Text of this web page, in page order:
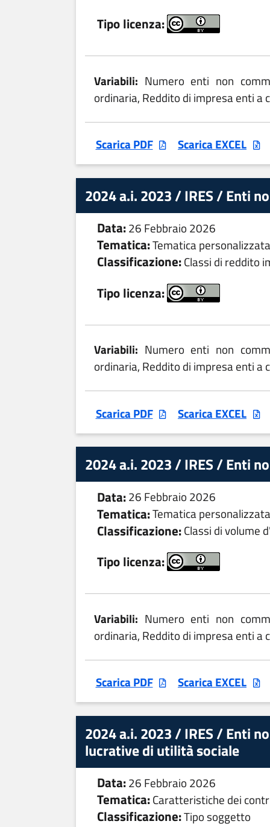
Tipo licenza:
Variabili: Numero enti non
ordinaria, Reddito di impresa enti a
Scarica PDF Scarica EXCEL
2024 a.i. 2023 / IRES / Enti
Data:26 Febbraio 2026
Tematica:Tematica personalizzata
Classificazione:Classi di reddito
Tipo licenza:
Variabili: Numero enti non
ordinaria, Reddito di impresa enti a
Scarica PDF Scarica EXCEL
2024 a.i. 2023 / IRES / Enti
Data:26 Febbraio 2026
Tematica:Tematica personalizzata
Classificazione:Classi di volume
Tipo licenza:
Variabili: Numero enti non
ordinaria, Reddito di impresa enti a
Scarica PDF Scarica EXCEL
2024 a.i. 2023 / IRES / Enti
lucrative di utilità sociale
Data:26 Febbraio 2026
Tematica:Caratteristiche dei
Classificazione:Tipo soggetto